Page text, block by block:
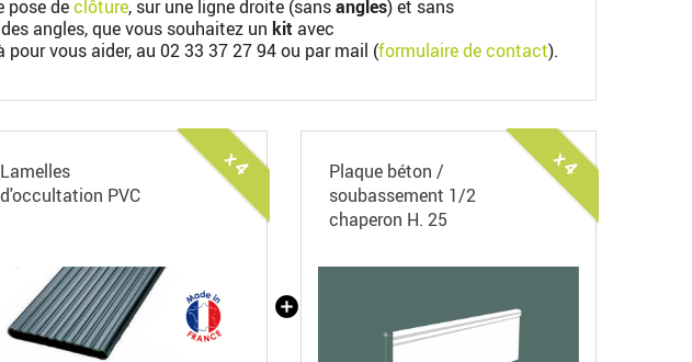
pose declôture, sur une ligne droite (sansangles) et sans
angles, que vous souhaitez un kit avec
pour vous aider, au 02 33 37 27 94ou par mail (formulaire de contact).
x 4
Lamelles
d'occultation PVC
x 4
Plaque béton /
soubassement 1/2
chaperon H. 25